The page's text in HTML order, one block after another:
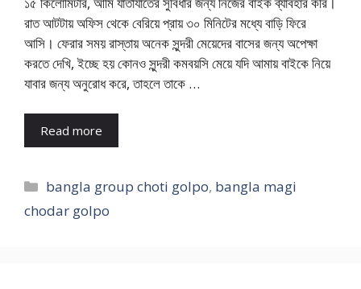
রাত আটটায় অফিস থেকে বেরিয়ে প্রায় ৩০ মিনিটের মধ্যে বাড়ি ফিরে
আসি। ফেরার সময় রাস্তায় অনেক সুন্দরী মেয়েদের বাসের জন্য অপেক্ষা
করতে দেখি, ইচ্ছে হয় কোনও সুন্দরী কমবয়সি মেয়ে যদি আমায় বাইকে নিয়ে
যাবার জন্য অনুরোধ করে, তাহলে তাকে …
Read more
Categories
bangla group choti golpo, bangla magi
chodar golpo